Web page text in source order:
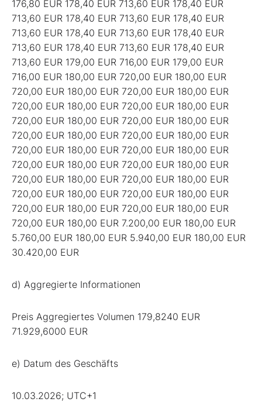
176,80 EUR 178,40 EUR 713,60 EUR 178,40 EUR
713,60 EUR 178,40 EUR 713,60 EUR 178,40 EUR
713,60 EUR 178,40 EUR 713,60 EUR 178,40 EUR
713,60 EUR 178,40 EUR 713,60 EUR 178,40 EUR
713,60 EUR 179,00 EUR 716,00 EUR 179,00 EUR
716,00 EUR 180,00 EUR 720,00 EUR 180,00 EUR
720,00 EUR 180,00 EUR 720,00 EUR 180,00 EUR
720,00 EUR 180,00 EUR 720,00 EUR 180,00 EUR
720,00 EUR 180,00 EUR 720,00 EUR 180,00 EUR
720,00 EUR 180,00 EUR 720,00 EUR 180,00 EUR
720,00 EUR 180,00 EUR 720,00 EUR 180,00 EUR
720,00 EUR 180,00 EUR 720,00 EUR 180,00 EUR
720,00 EUR 180,00 EUR 720,00 EUR 180,00 EUR
720,00 EUR 180,00 EUR 720,00 EUR 180,00 EUR
720,00 EUR 180,00 EUR 720,00 EUR 180,00 EUR
720,00 EUR 180,00 EUR 7.200,00 EUR 180,00 EUR
5.760,00 EUR 180,00 EUR 5.940,00 EUR 180,00 EUR
30.420,00 EUR
d) Aggregierte Informationen
Preis Aggregiertes Volumen 179,8240 EUR
71.929,6000 EUR
e) Datum des Geschäfts
10.03.2026; UTC+1